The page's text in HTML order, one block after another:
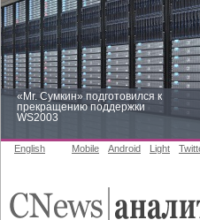
«Mr. Сумкин» подготовился к
прекращению поддержки
WS2003
English Mobile Android Light